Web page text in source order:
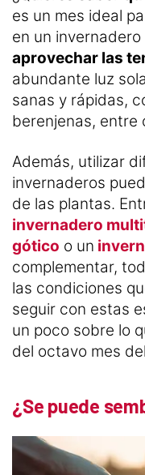
es un mes ideal
en un
aprovechar las
abundante luz
sanas y rápidas,
berenjenas, entre
Además, utilizar
invernaderos
de las plantas.
invernadero
gótico o un
complementar,
las condiciones
seguir con estas
un poco sobre lo
del octavo mes
¿Se puede